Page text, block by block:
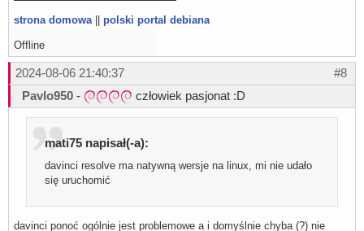
strona domowa polski portal debiana
Offline
#8
2024-08-06 21:40:37
Pavlo950 - człowiek pasjonat :D
mati75 napisał(-a):
davinci resolve ma natywną wersje na linux, mi nie udało
się uruchomić
davinci ponoć ogólnie jest problemowe a i domyślnie chyba (?) nie